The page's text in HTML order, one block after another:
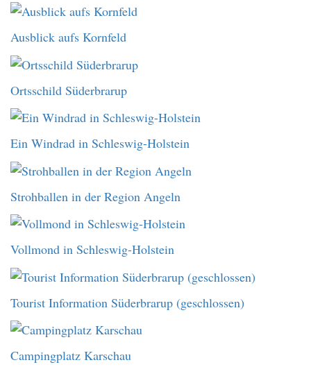
Ausblick aufs Kornfeld
Ortsschild Süderbrarup
Ein Windrad in Schleswig-Holstein
Strohballen in der Region Angeln
Vollmond in Schleswig-Holstein
Tourist Information Süderbrarup (geschlossen)
Campingplatz Karschau